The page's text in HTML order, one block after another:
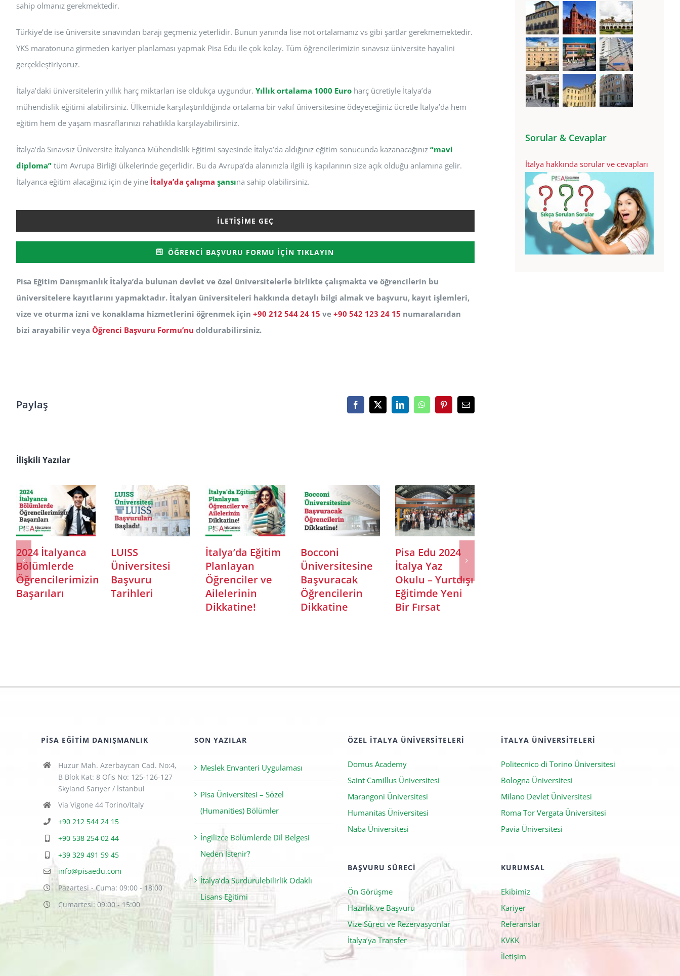
sahip olmanız gerekmektedir.
Türkiye’de ise üniversite sınavından barajı geçmeniz yeterlidir. Bunun yanında lise not ortalamanız vs gibi şartlar gerekmemektedir.
YKS maratonuna girmeden kariyer planlaması yapmak Pisa Edu ile çok kolay. Tüm öğrencilerimizin sınavsız üniversite hayalini
gerçekleştiriyoruz.
İtalya’daki üniversitelerin yıllık harç miktarları ise oldukça uygundur. Yıllık ortalama 1000 Euro harç ücretiyle İtalya’da
mühendislik eğitimi alabilirsiniz. Ülkemizle karşılaştırıldığında ortalama bir vakıf üniversitesine ödeyeceğiniz ücretle İtalya’da hem
eğitim hem de yaşam masraflarınızı rahatlıkla karşılayabilirsiniz.
İtalya’da Sınavsız Üniversite İtalyanca Mühendislik Eğitimi sayesinde İtalya’da aldığınız eğitim sonucunda kazanacağınız “mavi
diploma” tüm Avrupa Birliği ülkelerinde geçerlidir. Bu da Avrupa’da alanınızla ilgili iş kapılarının size açık olduğu anlamına gelir.
İtalyanca eğitim alacağınız için de yine İtalya’da çalışma şansına sahip olabilirsiniz.
İLETIŞIME GEÇ
ÖĞRENCI BAŞVURU FORMU İÇIN TIKLAYIN
Pisa Eğitim Danışmanlık İtalya’da bulunan devlet ve özel üniversitelerle birlikte çalışmakta ve öğrencilerin bu
üniversitelere kayıtlarını yapmaktadır. İtalyan üniversiteleri hakkında detaylı bilgi almak ve başvuru, kayıt işlemleri,
vize ve oturma izni ve konaklama hizmetlerini öğrenmek için +90 212 544 24 15 ve +90 542 123 24 15 numaralarıdan
bizi arayabilir veya Öğrenci Başvuru Formu’nu doldurabilirsiniz.
Paylaş Facebook
X LinkedInWhatsAppPinterest
E-
posta
İlişkili Yazılar
2024 İtalyanca
Bölümlerde
Öğrencilerimizin
Başarıları
LUISS
Üniversitesi
Başvuru
Tarihleri
İtalya’da Eğitim
Planlayan
Öğrenciler ve
Ailelerinin
Dikkatine!
Bocconi
Üniversitesine
Başvuracak
Öğrencilerin
Dikkatine
Pisa Edu 2024
İtalya Yaz
Okulu – Yurtdışı
Eğitimde Yeni
Bir Fırsat
Sorular & Cevaplar
İtalya hakkında sorular ve cevapları
PISA EĞITIM DANIŞMANLIK
Huzur Mah. Azerbaycan Cad. No:4,
B Blok Kat: 8 Ofis No: 125-126-127
Skyland Sarıyer / İstanbul
Via Vigone 44 Torino/Italy
+90 212 544 24 15
+90 538 254 02 44
+39 329 491 59 45
info@pisaedu.com
Pazartesi - Cuma: 09:00 - 18:00
Cumartesi: 09:00 - 15:00
SON YAZILAR
Meslek Envanteri Uygulaması
Pisa Üniversitesi – Sözel
(Humanities) Bölümler
İngilizce Bölümlerde Dil Belgesi
Neden İstenir?
İtalya’da Sürdürülebilirlik Odaklı
Lisans Eğitimi
ÖZEL İTALYA ÜNIVERSITELERI
Domus Academy
Saint Camillus Üniversitesi
Marangoni Üniversitesi
Humanitas Üniversitesi
Naba Üniversitesi
BAŞVURU SÜRECI
Ön Görüşme
Hazırlık ve Başvuru
Vize Süreci ve Rezervasyonlar
İtalya’ya Transfer
İTALYA ÜNIVERSITELERI
Politecnico di Torino Üniversitesi
Bologna Üniversitesi
Milano Devlet Üniversitesi
Roma Tor Vergata Üniversitesi
Pavia Üniversitesi
KURUMSAL
Ekibimiz
Kariyer
Referanslar
KVKK
İletişim